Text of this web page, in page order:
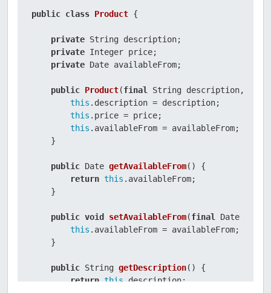
public class Product {
private String description;
private Integer price;
private Date availableFrom;
public Product(final String description,
this .description = description;
this .price = price;
this .availableFrom = availableFrom;
    }
public Date getAvailableFrom()
{
return this .availableFrom;
    }
public void setAvailableFrom(final
Date
this .availableFrom = availableFrom;
    }
public String getDescription()
{
return this .description;